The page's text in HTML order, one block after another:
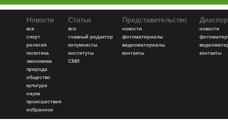
Новости
все
спорт
религия
политика
экономика
природа
общество
культура
наука
происшествия
избранное
Статьи
все
главный редактор
колумнисты
институты
СМИ
Представительство
новости
фотоматериалы
видеоматериалы
контакты
новости
контакты